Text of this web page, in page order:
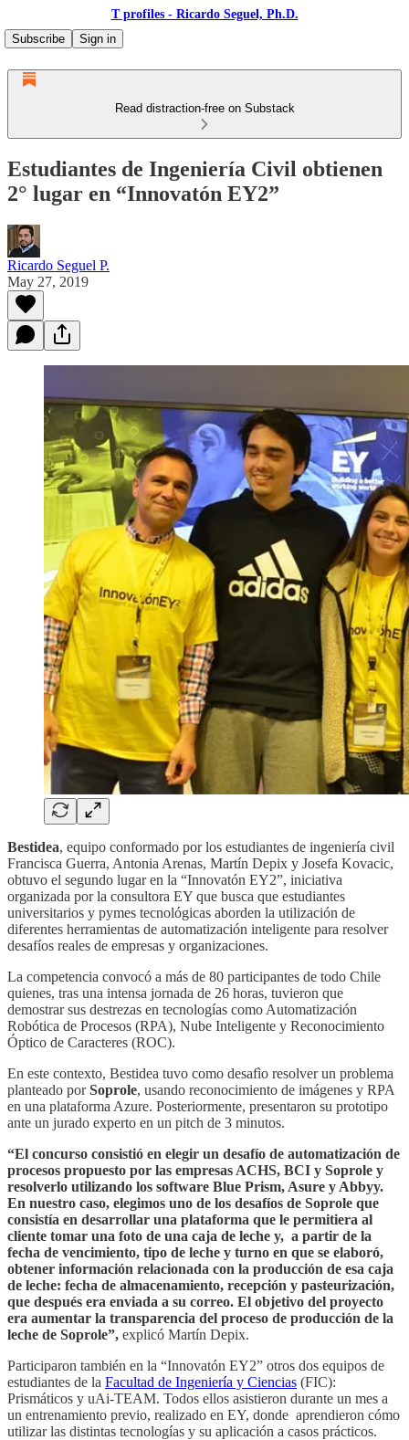
T profiles - Ricardo Seguel, Ph.D.
Subscribe
Sign in
Read distraction-free on Substack
Estudiantes de Ingeniería Civil obtienen
2° lugar en “Innovatón EY2”
Ricardo Seguel P.
May 27, 2019
Bestidea, equipo conformado por los estudiantes de ingeniería civil
Francisca Guerra, Antonia Arenas, Martín Depix y Josefa Kovacic,
obtuvo el segundo lugar en la “Innovatón EY2”, iniciativa
organizada por la consultora EY que busca que estudiantes
universitarios y pymes tecnológicas aborden la utilización de
diferentes herramientas de automatización inteligente para resolver
desafíos reales de empresas y organizaciones.
La competencia convocó a más de 80 participantes de todo Chile
quienes, tras una intensa jornada de 26 horas, tuvieron que
demostrar sus destrezas en tecnologías como Automatización
Robótica de Procesos (RPA), Nube Inteligente y Reconocimiento
Óptico de Caracteres (ROC).
En este contexto, Bestidea tuvo como desafìo resolver un problema
planteado porSoprole, usando reconocimiento de imágenes y RPA
en una plataforma Azure. Posteriormente, presentaron su prototipo
ante un jurado experto en un pitch de 3 minutos.
“El concurso consistió en elegir un desafío de automatización de
procesos propuesto por las empresas ACHS, BCI y Soprole y
resolverlo utilizando los software Blue Prism, Asure y Abbyy.
En nuestro caso, elegimos uno de los desafíos de Soprole que
consistía en desarrollar una plataforma que le permitiera al
cliente tomar una foto de una caja de leche y, a partir de la
fecha de vencimiento, tipo de leche y turno en que se elaboró,
obtener información relacionada con la producción de esa caja
de leche: fecha de almacenamiento, recepción y pasteurización,
que después era enviada a su correo. El objetivo del proyecto
era aumentar la transparencia del proceso de producción de la
leche de Soprole”, explicó Martín Depix.
Participaron también en la “Innovatón EY2” otros dos equipos de
estudiantes de la Facultad de Ingeniería y Ciencias (FIC):
Prismáticos y uAi-TEAM. Todos ellos asistieron durante un mes a
un entrenamiento previo, realizado en EY, donde aprendieron cómo
utilizar las distintas tecnologías y su aplicación a casos prácticos.